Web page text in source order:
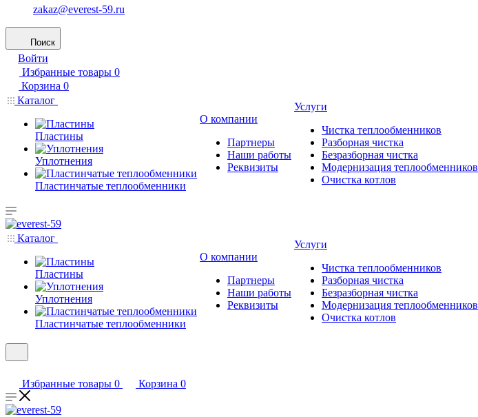
zakaz@everest-59.ru
Поиск
Войти
Избранные товары 0
Корзина 0
Каталог
Пластины
Уплотнения
Пластинчатые теплообменники
О компании
Партнеры
Наши работы
Реквизиты
Услуги
Чистка теплообменников
Разборная чистка
Безразборная чистка
Модернизация теплообменников
Очистка котлов
Каталог
Пластины
Уплотнения
Пластинчатые теплообменники
О компании
Партнеры
Наши работы
Реквизиты
Услуги
Чистка теплообменников
Разборная чистка
Безразборная чистка
Модернизация теплообменников
Очистка котлов
Избранные товары 0 Корзина 0